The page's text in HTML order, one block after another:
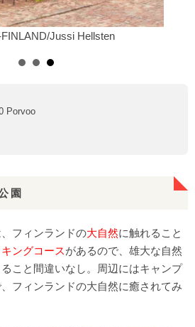
Jussi Hellsten
Porvoo
園
フィンランドの大自然に触れること
ングコースがあるので、雄大な自然
こと間違いなし。周辺にはキャンプ
フィンランドの大自然に癒されてみ